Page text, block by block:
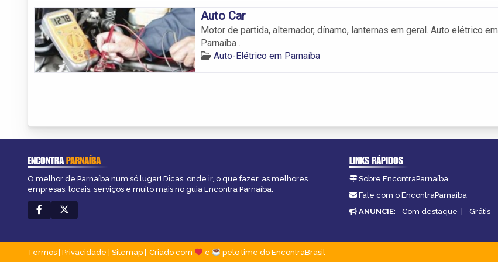
Auto Car
Motor de partida, alternador, dínamo, lanternas em geral. Auto elétrico em
Parnaíba .
Auto-Elétrico em Parnaíba
ENCONTRAPARNAÍBA
O melhor de Parnaíba num só lugar! Dicas, onde ir, o que fazer, as melhores
empresas, locais, serviços e muito mais no guia Encontra Parnaíba.
LINKS RÁPIDOS
Sobre EncontraParnaíba
Fale com o EncontraParnaíba
ANUNCIE: Com destaque | Grátis
Termos Privacidade Sitemap Criado com e pelo time do EncontraBrasil